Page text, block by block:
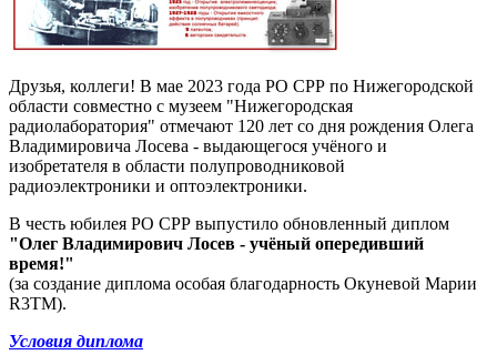
Друзья, коллеги! В мае 2023 года РО СРР по Нижегородской
области совместно с музеем "Нижегородская
радиолаборатория" отмечают 120 лет со дня рождения Олега
Владимировича Лосева - выдающегося учёного и
изобретателя в области полупроводниковой
радиоэлектроники и оптоэлектроники.
В честь юбилея РО СРР выпустило обновленный диплом
"Олег Владимирович Лосев - учёный опередивший
время!"
(за создание диплома особая благодарность Окуневой Марии
R3TM).
Условия диплома